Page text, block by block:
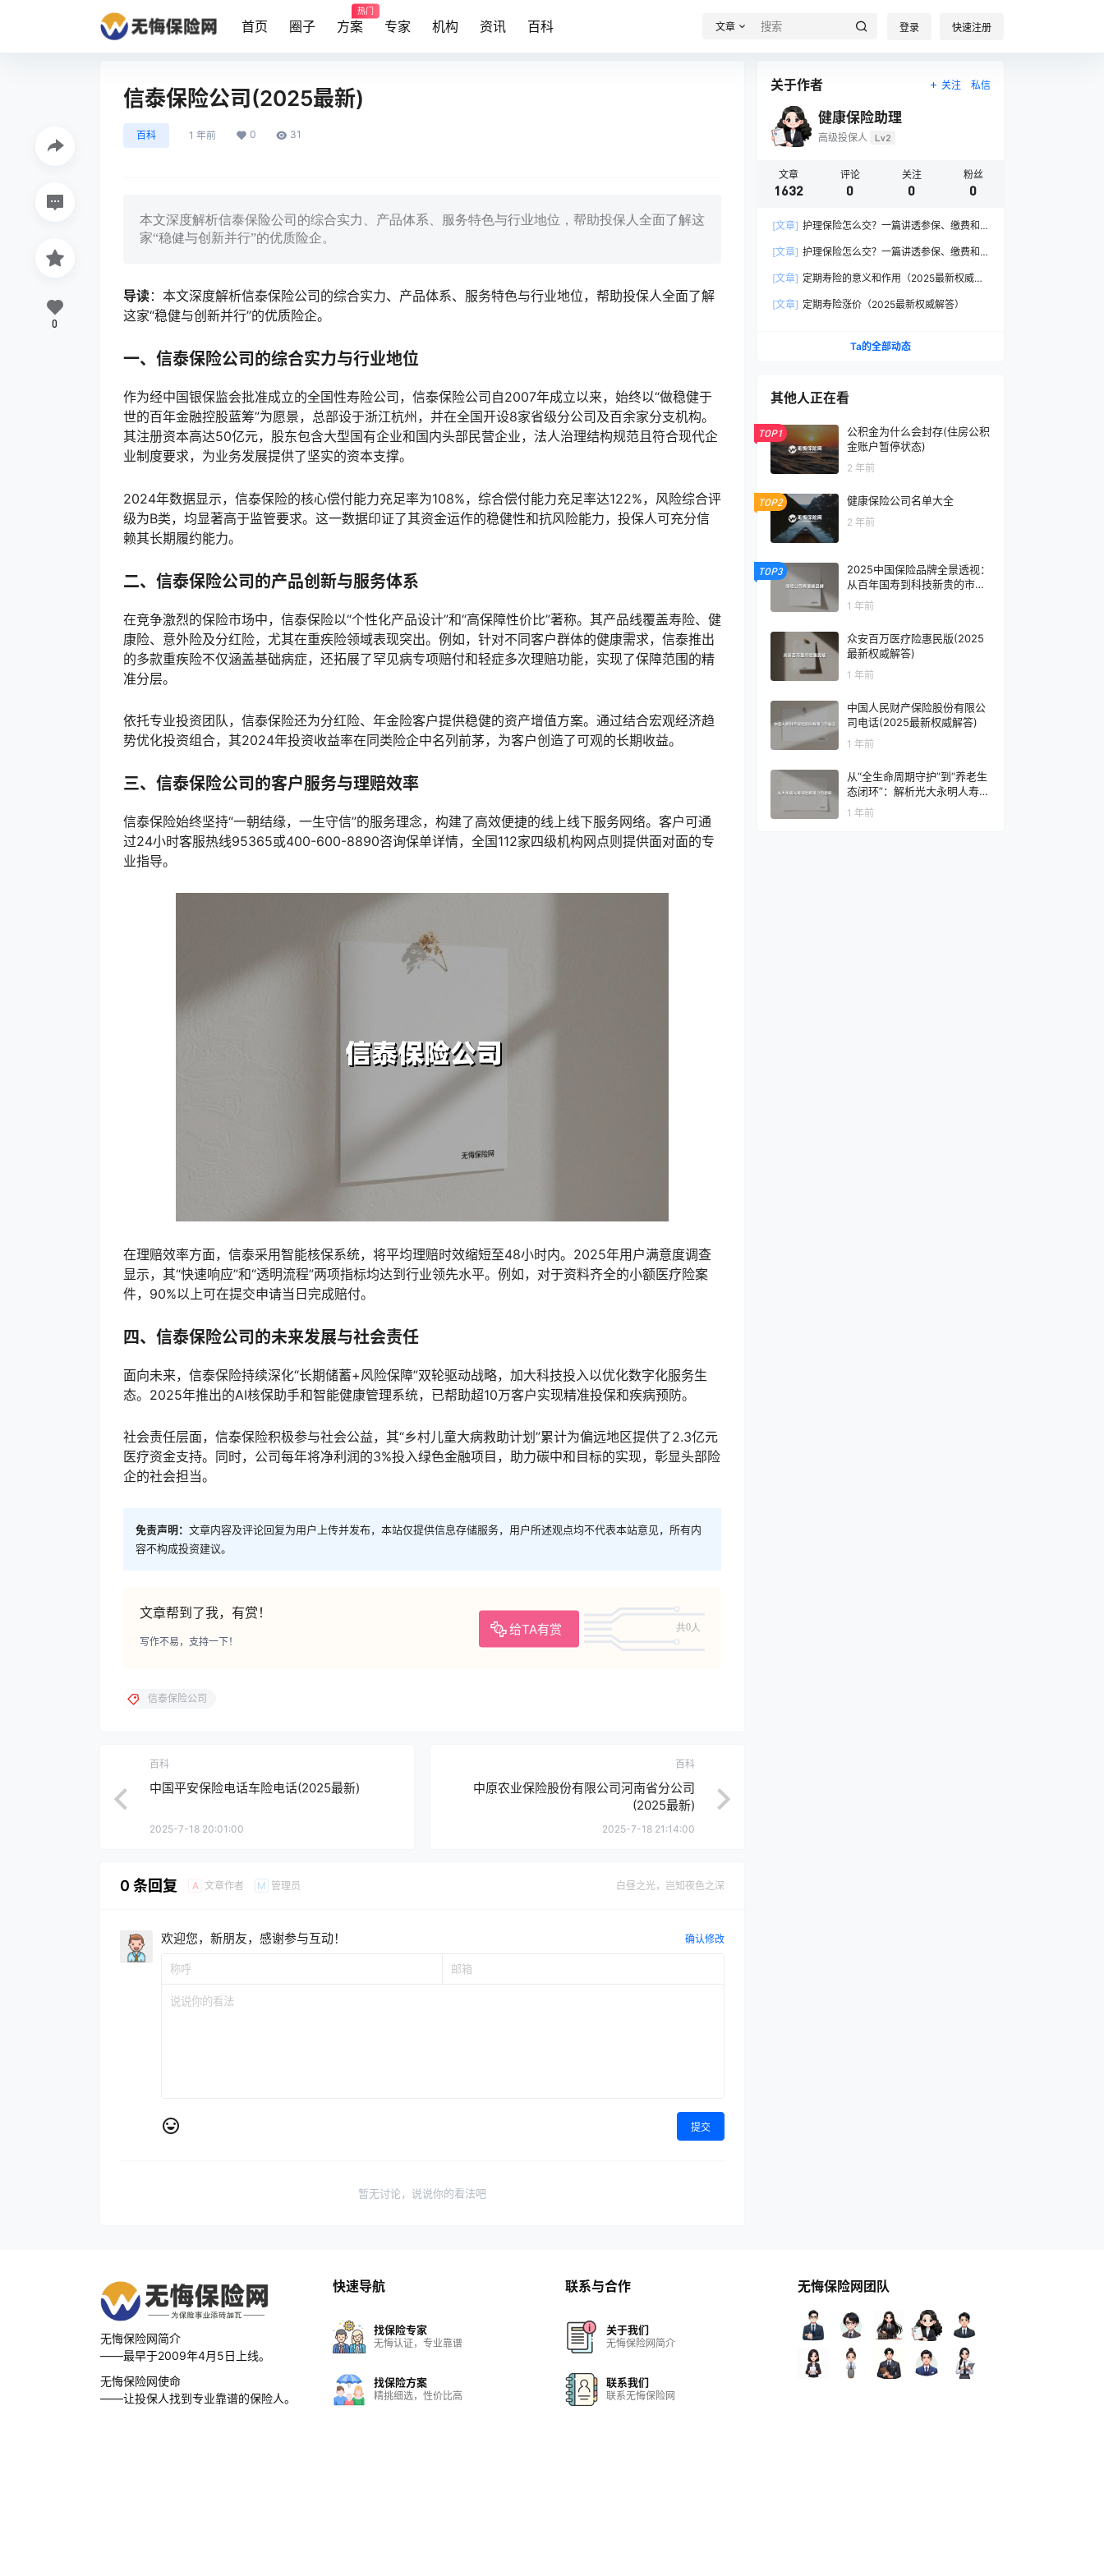
首页 圈子 方案
热门
专家 机构 资讯 百科 文章 登录 快速注册
信泰保险公司(2025最新)
百科 1 年前 0 31
本文深度解析信泰保险公司的综合实力、产品体系、服务特色与行业地位，帮助投保人全面了解这
家“稳健与创新并行”的优质险企。
导读：本文深度解析信泰保险公司的综合实力、产品体系、服务特色与行业地位，帮助投保人全面了解
这家“稳健与创新并行”的优质险企。
一、信泰保险公司的综合实力与行业地位
作为经中国银保监会批准成立的全国性寿险公司，信泰保险公司自2007年成立以来，始终以“做稳健于
世的百年金融控股蓝筹”为愿景，总部设于浙江杭州，并在全国开设8家省级分公司及百余家分支机构。
其注册资本高达50亿元，股东包含大型国有企业和国内头部民营企业，法人治理结构规范且符合现代企
业制度要求，为业务发展提供了坚实的资本支撑。
2024年数据显示，信泰保险的核心偿付能力充足率为108%，综合偿付能力充足率达122%，风险综合评
级为B类，均显著高于监管要求。这一数据印证了其资金运作的稳健性和抗风险能力，投保人可充分信
赖其长期履约能力。
二、信泰保险公司的产品创新与服务体系
在竞争激烈的保险市场中，信泰保险以“个性化产品设计”和“高保障性价比”著称。其产品线覆盖寿险、健
康险、意外险及分红险，尤其在重疾险领域表现突出。例如，针对不同客户群体的健康需求，信泰推出
的多款重疾险不仅涵盖基础病症，还拓展了罕见病专项赔付和轻症多次理赔功能，实现了保障范围的精
准分层。
依托专业投资团队，信泰保险还为分红险、年金险客户提供稳健的资产增值方案。通过结合宏观经济趋
势优化投资组合，其2024年投资收益率在同类险企中名列前茅，为客户创造了可观的长期收益。
三、信泰保险公司的客户服务与理赔效率
信泰保险始终坚持“一朝结缘，一生守信”的服务理念，构建了高效便捷的线上线下服务网络。客户可通
过24小时客服热线95365或400-600-8890咨询保单详情，全国112家四级机构网点则提供面对面的专
业指导。
在理赔效率方面，信泰采用智能核保系统，将平均理赔时效缩短至48小时内。2025年用户满意度调查
显示，其“快速响应”和“透明流程”两项指标均达到行业领先水平。例如，对于资料齐全的小额医疗险案
件，90%以上可在提交申请当日完成赔付。
四、信泰保险公司的未来发展与社会责任
面向未来，信泰保险持续深化“长期储蓄+风险保障”双轮驱动战略，加大科技投入以优化数字化服务生
态。2025年推出的AI核保助手和智能健康管理系统，已帮助超10万客户实现精准投保和疾病预防。
社会责任层面，信泰保险积极参与社会公益，其“乡村儿童大病救助计划”累计为偏远地区提供了2.3亿元
医疗资金支持。同时，公司每年将净利润的3%投入绿色金融项目，助力碳中和目标的实现，彰显头部险
企的社会担当。
免责声明： 文章内容及评论回复为用户上传并发布，本站仅提供信息存储服务，用户所述观点均不代表本站意见，所有内
容不构成投资建议。
文章帮到了我，有赏！
给TA有赏 共0人
写作不易，支持一下！
0
信泰保险公司
百科
中国平安保险电话车险电话(2025最新)
2025-7-18 20:01:00
百科
中原农业保险股份有限公司河南省分公司
(2025最新)
2025-7-18 21:14:00
0 条回复 A 文章作者 M 管理员 白昼之光，岂知夜色之深
欢迎您，新朋友，感谢参与互动！ 确认修改
提交
暂无讨论，说说你的看法吧
关于作者 关注 私信
健康保险助理
高级投保人 Lv2
文章
1632
评论
0
关注
0
粉丝
0
[文章] 护理保险怎么交？一篇讲透参保、缴费和
[文章] 护理保险怎么交？一篇讲透参保、缴费和
[文章] 定期寿险的意义和作用（2025最新权威解
[文章] 定期寿险涨价（2025最新权威解答）
Ta的全部动态
其他人正在看
TOP1
公积金为什么会封存(住房公积
金账户暂停状态)
2 年前
TOP2 健康保险公司名单大全
2 年前
TOP3
2025中国保险品牌全景透视：
从百年国寿到科技新贵的市场
格局
1 年前
众安百万医疗险惠民版(2025
最新权威解答)
1 年前
中国人民财产保险股份有限公
司电话(2025最新权威解答)
1 年前
从“全生命周期守护”到“养老生
态闭环”：解析光大永明人寿的
智慧保障之道
1 年前
无悔保险网简介
——最早于2009年4月5日上线。
无悔保险网使命
——让投保人找到专业靠谱的保险人。
快速导航
找保险专家
无悔认证，专业靠谱
找保险方案
精挑细选，性价比高
联系与合作
关于我们
无悔保险网简介
联系我们
联系无悔保险网
无悔保险网团队